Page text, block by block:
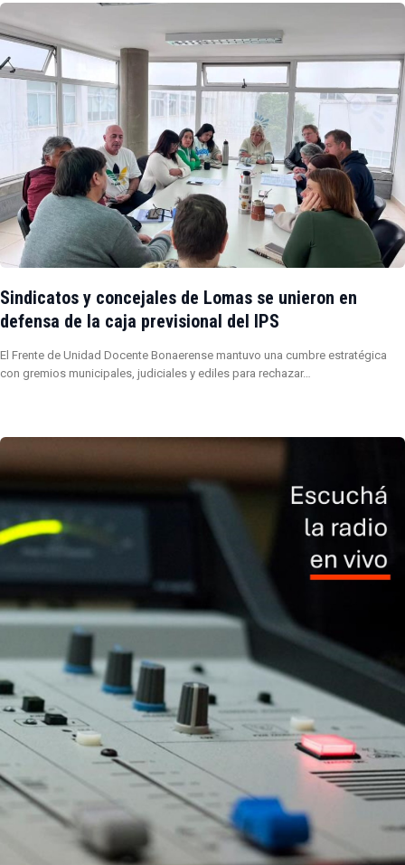
Sindicatos y concejales de Lomas se unieron en
defensa de la caja previsional del IPS
El Frente de Unidad Docente Bonaerense mantuvo una cumbre estratégica
con gremios municipales, judiciales y ediles para rechazar…